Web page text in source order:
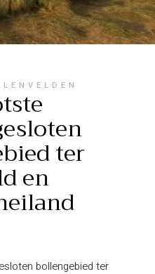
ter
en
bollengebied ter